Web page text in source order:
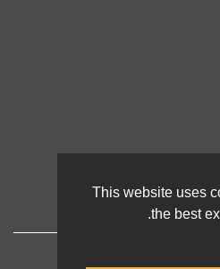
This website uses
the best